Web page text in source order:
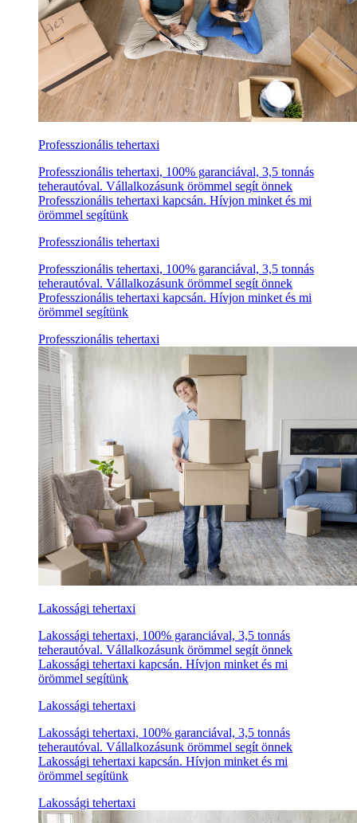
Professzionális tehertaxi
Professzionális tehertaxi, 100% garanciával, 3,5 tonnás
teherautóval. Vállalkozásunk örömmel segít önnek
Professzionális tehertaxi kapcsán. Hívjon minket és mi
örömmel segítünk
Professzionális tehertaxi
Professzionális tehertaxi, 100% garanciával, 3,5 tonnás
teherautóval. Vállalkozásunk örömmel segít önnek
Professzionális tehertaxi kapcsán. Hívjon minket és mi
örömmel segítünk
Professzionális tehertaxi
Lakossági tehertaxi
Lakossági tehertaxi, 100% garanciával, 3,5 tonnás
teherautóval. Vállalkozásunk örömmel segít önnek
Lakossági tehertaxi kapcsán. Hívjon minket és mi
örömmel segítünk
Lakossági tehertaxi
Lakossági tehertaxi, 100% garanciával, 3,5 tonnás
teherautóval. Vállalkozásunk örömmel segít önnek
Lakossági tehertaxi kapcsán. Hívjon minket és mi
örömmel segítünk
Lakossági tehertaxi